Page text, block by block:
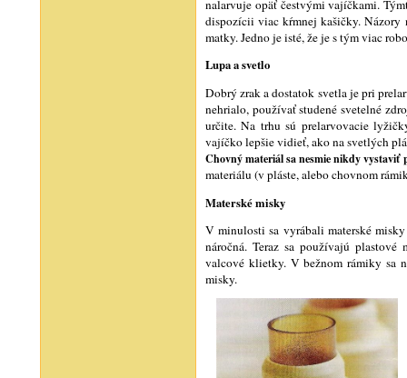
nalarvuje opäť čestvými vajíčkami.
dispozícii viac kŕmnej kašičky. Názory
matky. Jedno je isté, že je s tým viac
Lupa a svetlo
Dobrý zrak a dostatok svetla je pri
nehrialo, používať studené svetelné
určite. Na trhu sú prelarvovacie
vajíčko lepšie vidieť, ako na svetlých
Chovný materiál sa nesmie nikdy vystaviť
materiálu (v pláste, alebo chovnom
Materské misky
V minulosti sa vyrábali materské
náročná. Teraz sa používajú
valcové klietky. V bežnom rámiky sa
misky.